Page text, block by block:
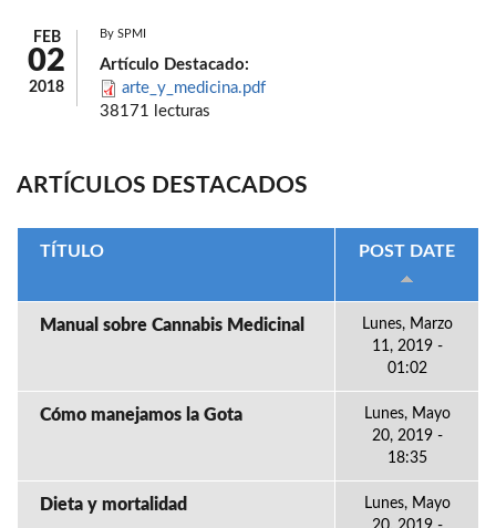
FEB
02
2018
By SPMI
Artículo Destacado:
arte_y_medicina.pdf
38171 lecturas
ARTÍCULOS DESTACADOS
TÍTULO POST DATE
Manual sobre Cannabis Medicinal
Lunes, Marzo
11, 2019 -
01:02
Cómo manejamos la Gota
Lunes, Mayo
20, 2019 -
18:35
Dieta y mortalidad
Lunes, Mayo